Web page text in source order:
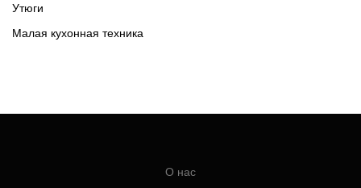
Утюги
Малая кухонная техника
О нас